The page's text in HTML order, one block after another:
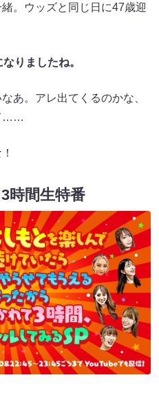
。ウッズと同じ日に47歳迎
りましたね。
あ。アレ出てくるのかな、
……
時間生特番